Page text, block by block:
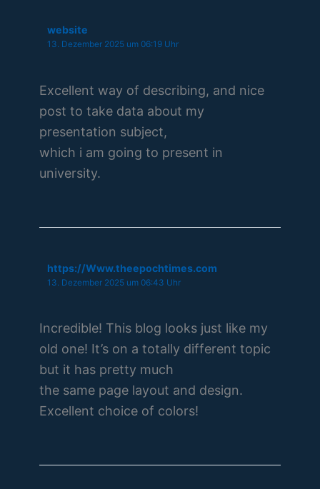
website
13. Dezember 2025 um 06:19 Uhr
Excellent way of describing, and nice
post to take data about my
presentation subject,
which i am going to present in
university.
https://Www.theepochtimes.com
13. Dezember 2025 um 06:43 Uhr
Incredible! This blog looks just like my
old one! It’s on a totally different topic
but it has pretty much
the same page layout and design.
Excellent choice of colors!